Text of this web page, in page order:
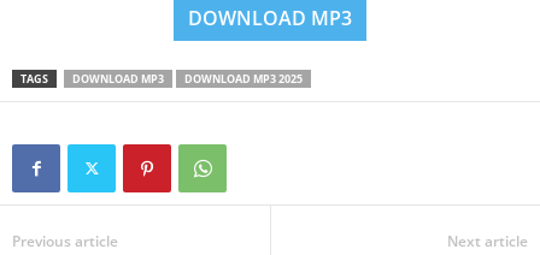
DOWNLOAD MP3
TAGS DOWNLOAD MP3 DOWNLOAD MP3 2025
Previous article Next article